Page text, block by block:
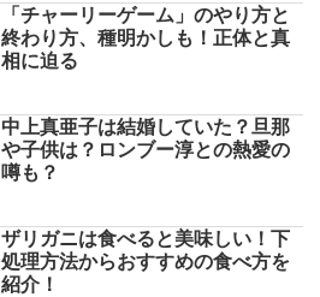
「チャーリーゲーム」のやり方と
終わり方、種明かしも！正体と真
相に迫る
中上真亜子は結婚していた？旦那
や子供は？ロンブー淳との熱愛の
噂も？
ザリガニは食べると美味しい！下
処理方法からおすすめの食べ方を
紹介！